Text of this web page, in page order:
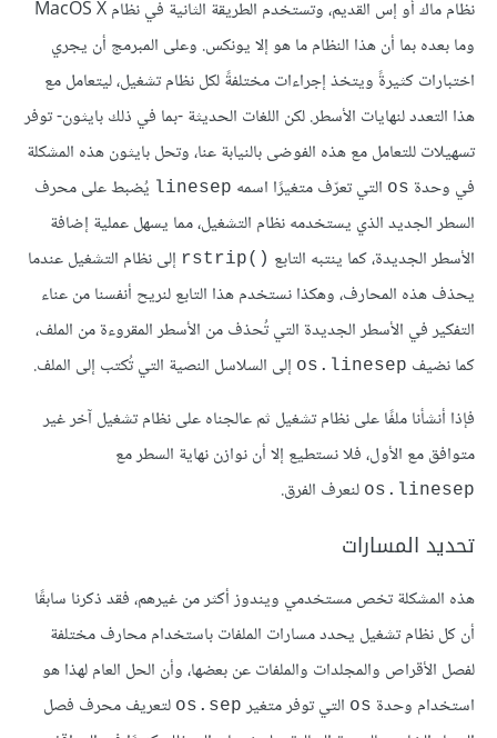
نظام ماك أو إس القديم، وتستخدم الطريقة الثانية في نظام MacOS X
وما بعده بما أن هذا النظام ما هو إلا يونكس. وعلى المبرمج أن يجري
اختبارات كثيرةً ويتخذ إجراءات مختلفةً لكل نظام تشغيل، ليتعامل مع
هذا التعدد لنهايات الأسطر. لكن اللغات الحديثة -بما في ذلك بايثون- توفر
تسهيلات للتعامل مع هذه الفوضى بالنيابة عنا، وتحل بايثون هذه المشكلة
في وحدة os التي تعرّف متغيرًا اسمه linesep يُضبط على محرف
السطر الجديد الذي يستخدمه نظام التشغيل، مما يسهل عملية إضافة
الأسطر الجديدة، كما ينتبه التابع rstrip()‎ إلى نظام التشغيل عندما
يحذف هذه المحارف، وهكذا نستخدم هذا التابع لنريح أنفسنا من عناء
التفكير في الأسطر الجديدة التي تُحذف من الأسطر المقروءة من الملف،
كما نضيف os.linesep إلى السلاسل النصية التي تُكتب إلى الملف.
فإذا أنشأنا ملفًا على نظام تشغيل ثم عالجناه على نظام تشغيل آخر غير
متوافق مع الأول، فلا نستطيع إلا أن نوازن نهاية السطر مع
os.linesep لنعرف الفرق.
تحديد المسارات
هذه المشكلة تخص مستخدمي ويندوز أكثر من غيرهم، فقد ذكرنا سابقًا
أن كل نظام تشغيل يحدد مسارات الملفات باستخدام محارف مختلفة
لفصل الأقراص والمجلدات والملفات عن بعضها، وأن الحل العام لهذا هو
استخدام وحدة os التي توفر متغير os.sep لتعريف محرف فصل